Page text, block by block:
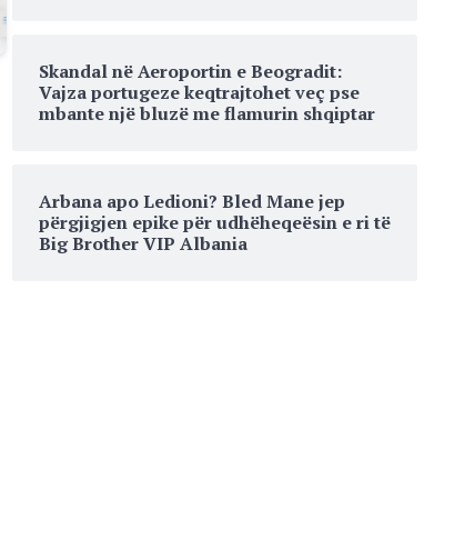
Skandal në Aeroportin e Beogradit:
Vajza portugeze keqtrajtohet veç pse
mbante një bluzë me flamurin shqiptar
Arbana apo Ledioni? Bled Mane jep
përgjigjen epike për udhëheqeësin e ri të
Big Brother VIP Albania